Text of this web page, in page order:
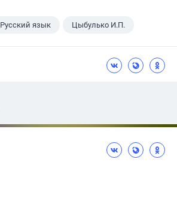
Русский язык Цыбулько И.П.